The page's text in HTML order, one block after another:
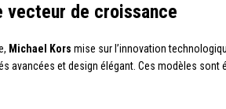
vecteur de croissance
Michael Kors mise sur l’innovation
avancées et design élégant. Ces modèles sont